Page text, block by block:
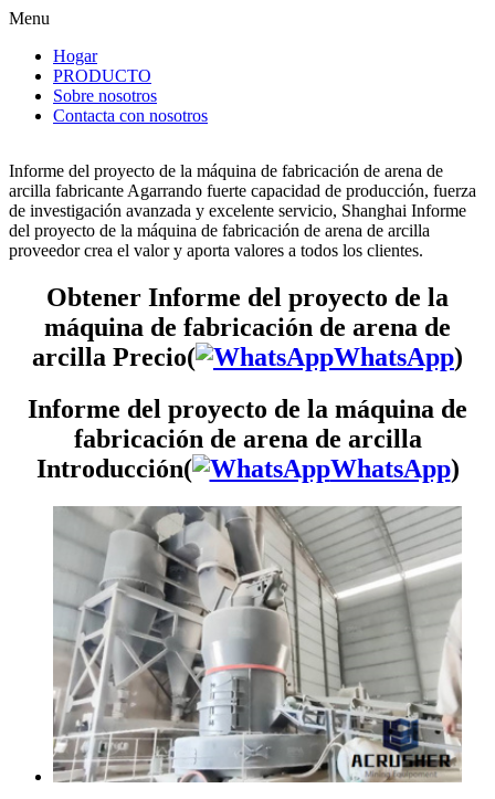
Menu
Hogar
PRODUCTO
Sobre nosotros
Contacta con nosotros
Informe del proyecto de la máquina de fabricación de arena de
arcilla fabricante Agarrando fuerte capacidad de producción, fuerza
de investigación avanzada y excelente servicio, Shanghai Informe
del proyecto de la máquina de fabricación de arena de arcilla
proveedor crea el valor y aporta valores a todos los clientes.
Obtener Informe del proyecto de la
máquina de fabricación de arena de
arcilla Precio(
WhatsApp)
Informe del proyecto de la máquina de
fabricación de arena de arcilla
Introducción(
WhatsApp)